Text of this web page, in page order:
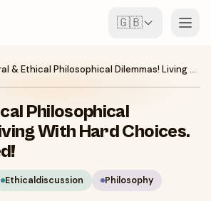
🇬🇧
Moral & Ethical Philosophical Dilemmas! Living With Hard Choices. Get provoked!
Philosophical
With Hard Choices.
Ethicaldiscussion Philosophy